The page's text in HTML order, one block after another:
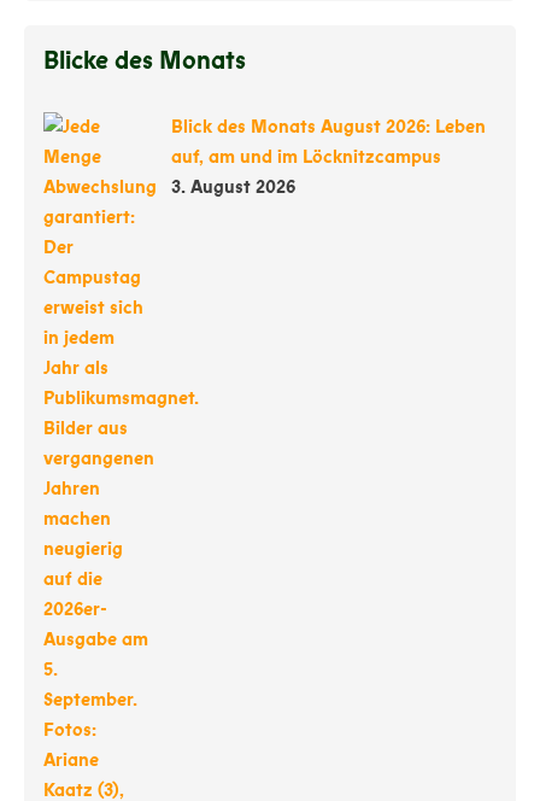
Blicke des Monats
Blick des Monats August 2026: Leben
auf, am und im Löcknitzcampus
3. August 2026